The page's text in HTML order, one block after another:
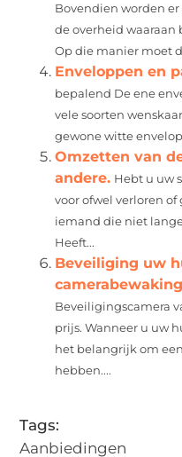
Bovendien worden
de overheid
Op die manier moet
Enveloppen en
bepalend De ene
vele soorten
gewone witte
Omzetten van
andere. Hebt u uw
voor ofwel verloren of
iemand die niet
Heeft...
Beveiliging uw
Beveiligingscamera
prijs. Wanneer u uw
het belangrijk om
hebben....
Tags:
Aanbiedingen